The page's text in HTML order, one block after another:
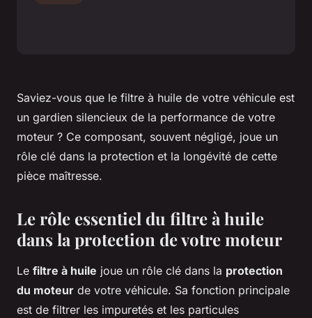
Saviez-vous que le filtre à huile de votre véhicule est
un gardien silencieux de la performance de votre
moteur ? Ce composant, souvent négligé, joue un
rôle clé dans la protection et la longévité de cette
pièce maîtresse.
Le rôle essentiel du filtre à huile
dans la protection de votre moteur
Le filtre à huile joue un rôle clé dans la protection
du moteur de votre véhicule. Sa fonction principale
est de filtrer les impuretés et les particules